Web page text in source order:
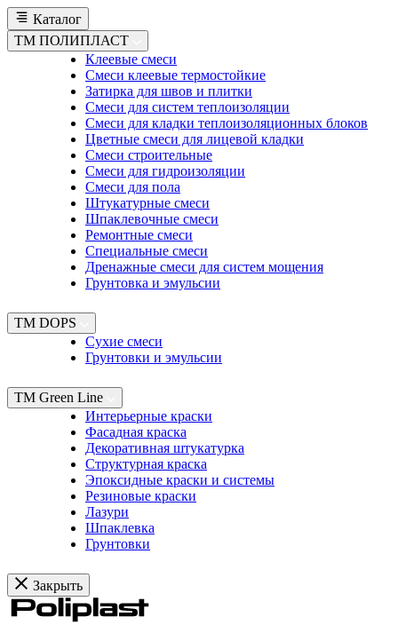
Каталог
TM ПОЛИПЛАСТ
Клеевые смеси
Смеси клеевые термостойкие
Затирка для швов и плитки
Смеси для систем теплоизоляции
Смеси для кладки теплоизоляционных блоков
Цветные смеси для лицевой кладки
Смеси строительные
Смеси для гидроизоляции
Смеси для пола
Штукатурные смеси
Шпаклевочные смеси
Ремонтные смеси
Специальные смеси
Дренажные смеси для систем мощения
Грунтовка и эмульсии
TM DOPS
Сухие смеси
Грунтовки и эмульсии
TM Green Line
Интерьерные краски
Фасадная краска
Декоративная штукатурка
Структурная краска
Эпоксидные краски и системы
Резиновые краски
Лазури
Шпаклевка
Грунтовки
Закрыть